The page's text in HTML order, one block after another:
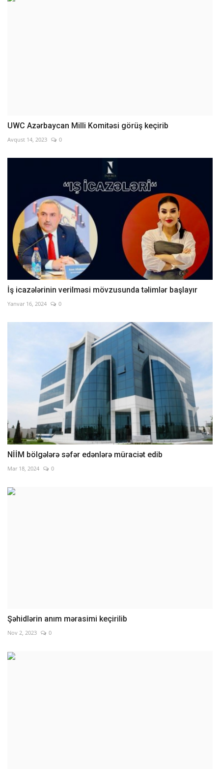
UWC Azərbaycan Milli Komitəsi görüş keçirib
Avqust 14, 2023 0
İş icazələrinin verilməsi mövzusunda təlimlər başlayır
Yanvar 16, 2024 0
NİİM bölgələrə səfər edənlərə müraciət edib
Mar 18, 2024 0
Şəhidlərin anım mərasimi keçirilib
Nov 2, 2023 0